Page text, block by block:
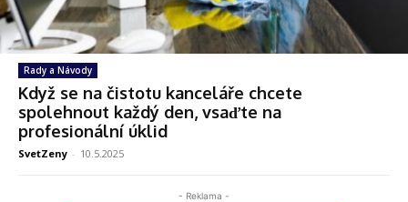
Rady a Návody
Když se na čistotu kanceláře chcete
spolehnout každý den, vsaďte na
profesionální úklid
SvetZeny - 10.5.2025
- Reklama -